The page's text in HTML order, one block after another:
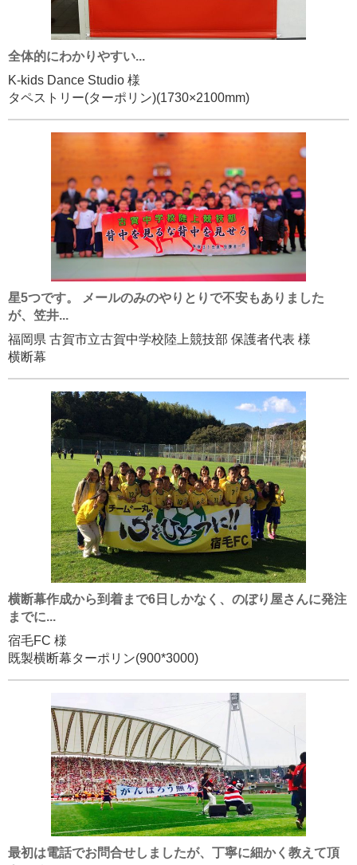
全体的にわかりやすい...
K-kids Dance Studio 様
タペストリー(ターポリン)(1730×2100mm)
星5つです。 メールのみのやりとりで不安もありました
が、笠井...
福岡県 古賀市立古賀中学校陸上競技部 保護者代表 様
横断幕
横断幕作成から到着まで6日しかなく、のぼり屋さんに発注
までに...
宿毛FC 様
既製横断幕ターポリン(900*3000)
最初は電話でお問合せしましたが、丁寧に細かく教えて頂